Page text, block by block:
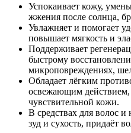
Успокаивает кожу,
жжения после солнца,
Увлажняет и помогает
повышает мягкость и
Поддерживает
быстрому
микроповреждениях,
Обладает лёгким
освежающим действием,
чувствительной кожи.
В средствах для волос
зуд и сухость, придаёт